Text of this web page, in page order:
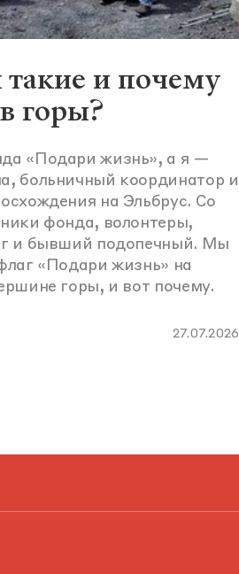
и почему
горы?
«Подари жизнь», а я —
больничный координатор и
на Эльбрус. Со
фонда, волонтеры,
и бывший подопечный. Мы
«Подари жизнь» на
горы, и вот почему.
27.07.2026